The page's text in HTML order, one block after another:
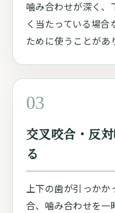
噛み合わせが深く、
く当たっている場合
ために使うことがあ
03
交叉咬合・反
る
上下の歯が引っかか
合、噛み合わせを一